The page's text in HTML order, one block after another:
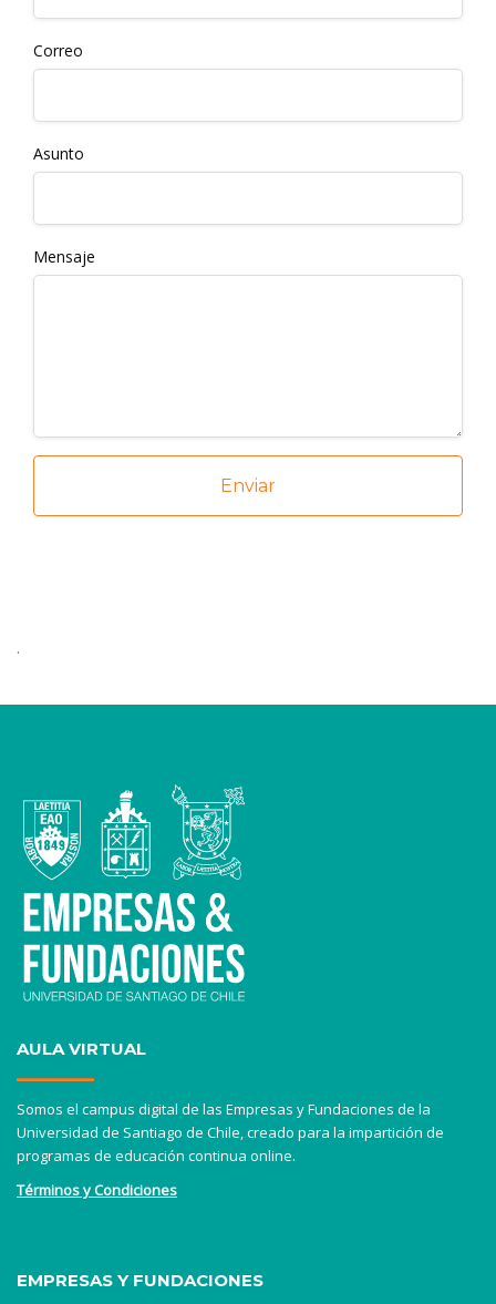
Correo
Asunto
Mensaje
Enviar
.
AULA VIRTUAL
Somos el campus digital de las Empresas y Fundaciones de la
Universidad de Santiago de Chile, creado para la impartición de
programas de educación continua online.
Términos y Condiciones
EMPRESAS Y FUNDACIONES